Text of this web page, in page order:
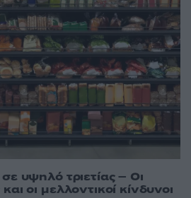
υψηλό τριετίας – Οι
οι μελλοντικοί κίνδυνοι